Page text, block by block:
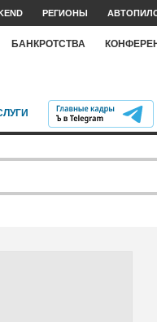
РЕГИОНЫ
БАНКРОТСТВА